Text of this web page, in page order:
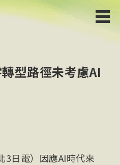
型路徑未考慮AI
3日電）因應AI時代來